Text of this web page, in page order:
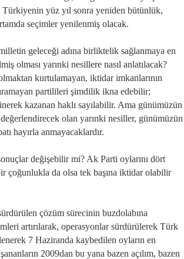
yüz yıl sonra yeniden bütünlük,
seçimler yenilenmiş olacak.
geleceği adına birliktelik sağlanmaya en
olması yarınki nesillere nasıl anlatılacak?
kurtulamayan, iktidar imkanlarının
partilileri şimdilik ikna edebilir;
kazanan haklı sayılabilir. Ama günümüzün
olan yarınki nesiller, günümüzün
hayırla anmayacaklardır.
değişebilir mi? Ak Parti oylarını dört
çoğunlukla da olsa tek başına iktidar olabilir
çözüm sürecinin buzdolabına
artırılarak, operasyonlar sürdürülerek Türk
7 Haziranda kaybedilen oyların en
2009dan bu yana bazen açılım, bazen